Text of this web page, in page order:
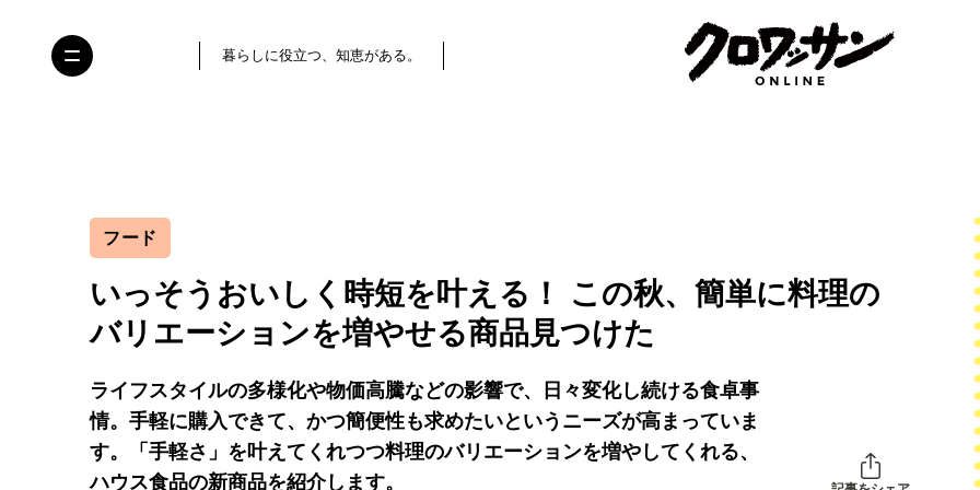
暮らしに役立つ、知恵がある。
フード
いっそうおいしく時短を叶える！ この秋、簡単に料理の
バリエーションを増やせる商品見つけた
ライフスタイルの多様化や物価高騰などの影響で、日々変化し続ける食卓事
情。手軽に購入できて、かつ簡便性も求めたいというニーズが高まっていま
す。「手軽さ」を叶えてくれつつ料理のバリエーションを増やしてくれる、
ハウス食品の新商品を紹介します。